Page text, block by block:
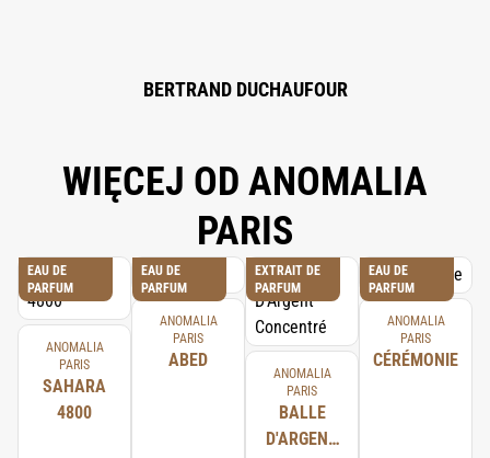
BERTRAND DUCHAUFOUR
WIĘCEJ OD ANOMALIA
PARIS
EAU DE
PARFUM
ANOMALIA
PARIS
SAHARA
4800
EAU DE
PARFUM
ANOMALIA
PARIS
ABED
EXTRAIT DE
PARFUM
ANOMALIA
PARIS
BALLE
D'ARGENT
EAU DE
PARFUM
ANOMALIA
PARIS
CÉRÉMONIE